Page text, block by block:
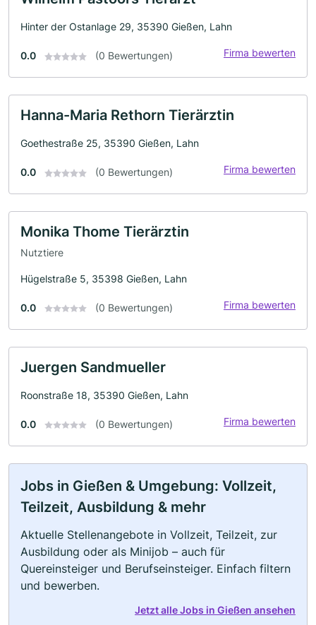
Hinter der Ostanlage 29, 35390 Gießen, Lahn
0.0 (0 Bewertungen) Firma bewerten
Hanna-Maria Rethorn Tierärztin
Goethestraße 25, 35390 Gießen, Lahn
0.0 (0 Bewertungen) Firma bewerten
Monika Thome Tierärztin
Nutztiere
Hügelstraße 5, 35398 Gießen, Lahn
0.0 (0 Bewertungen) Firma bewerten
Juergen Sandmueller
Roonstraße 18, 35390 Gießen, Lahn
0.0 (0 Bewertungen) Firma bewerten
Jobs in Gießen & Umgebung: Vollzeit,
Teilzeit, Ausbildung & mehr
Aktuelle Stellenangebote in Vollzeit, Teilzeit, zur
Ausbildung oder als Minijob – auch für
Quereinsteiger und Berufseinsteiger. Einfach filtern
und bewerben.
Jetzt alle Jobs in Gießen ansehen